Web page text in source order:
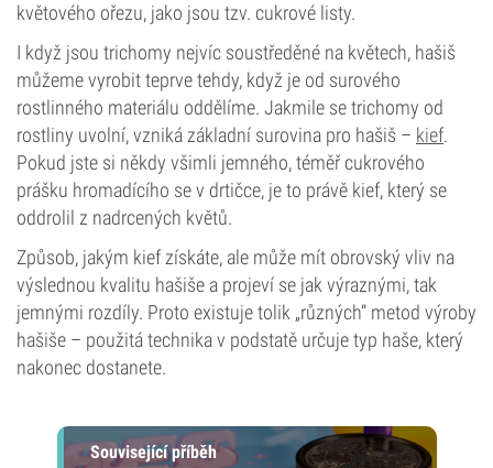
květového ořezu, jako jsou tzv. cukrové listy.
I když jsou trichomy nejvíc soustředěné na květech, hašiš
můžeme vyrobit teprve tehdy, když je od surového
rostlinného materiálu oddělíme. Jakmile se trichomy od
rostliny uvolní, vzniká základní surovina pro hašiš – kief.
Pokud jste si někdy všimli jemného, téměř cukrového
prášku hromadícího se v drtičce, je to právě kief, který se
oddrolil z nadrcených květů.
Způsob, jakým kief získáte, ale může mít obrovský vliv na
výslednou kvalitu hašiše a projeví se jak výraznými, tak
jemnými rozdíly. Proto existuje tolik „různých“ metod výroby
hašiše – použitá technika v podstatě určuje typ haše, který
nakonec dostanete.
Související příběh